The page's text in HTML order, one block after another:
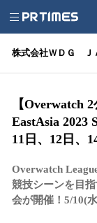
株式会社ＷＤＧ Ｊ
【Overwatch
EastAsia 2023
11日、12日、
Overwatch
競技シーンを目
会が開催！5/10(